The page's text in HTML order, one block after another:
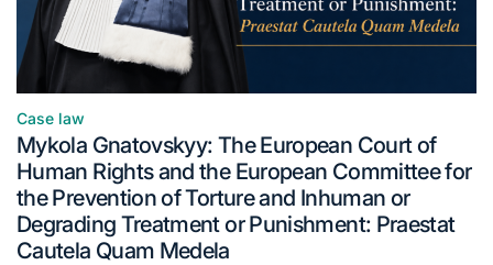
Case law
Mykola Gnatovskyy: The European Court of
Human Rights and the European Committee for
the Prevention of Torture and Inhuman or
Degrading Treatment or Punishment: Praestat
Cautela Quam Medela